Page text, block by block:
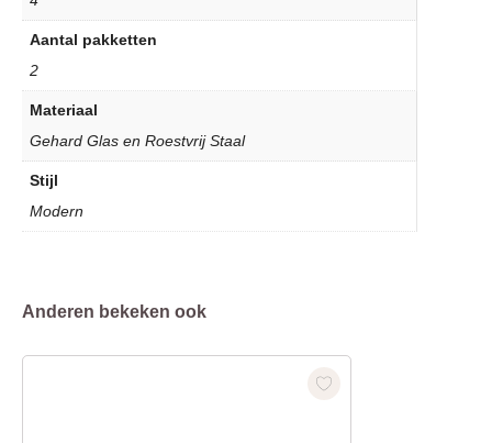
Aantal pakketten
2
Materiaal
Gehard Glas en Roestvrij Staal
Stijl
Modern
Anderen bekeken ook